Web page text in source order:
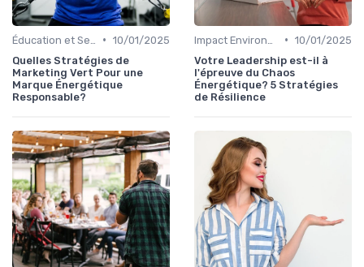
• 10/01/2025
Quelles Stratégies de
Marketing Vert Pour une
Marque Énergétique
Responsable?
• 10/01/2025
Votre Leadership est-il à
l'épreuve du Chaos
Énergétique? 5 Stratégies
de Résilience